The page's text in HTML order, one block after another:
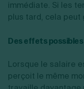
immédiate. Si les
plus tard, cela
Des effets
Lorsque le salaire
perçoit le même